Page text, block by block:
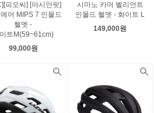
피오씨] [아시안핏]
어 MIPS 7 인몰드
헬멧 -
트M(59~61cm)
99,000원
시마노 카머 벨리언트
인몰드 헬멧 - 화이트 L
149,000원